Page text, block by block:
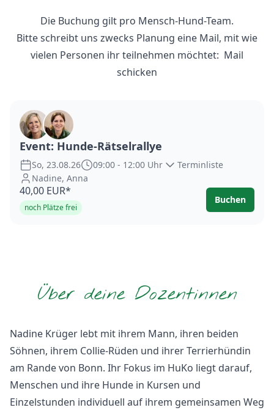
Die Buchung gilt pro Mensch-Hund-Team.
Bitte schreibt uns zwecks Planung eine Mail, mit wie
vielen Personen ihr teilnehmen möchtet: Mail
schicken
Event: Hunde-Rätselrallye
So, 23.08.26 09:00 - 12:00 Uhr
Terminliste
Nadine, Anna
40,00 EUR*
noch Plätze frei
Buchen
Über deine Dozentinnen
Nadine Krüger lebt mit ihrem Mann, ihren beiden
Söhnen, ihrem Collie-Rüden und ihrer Terrierhündin
am Rande von Bonn. Ihr Fokus im HuKo liegt darauf,
Menschen und ihre Hunde in Kursen und
Einzelstunden individuell auf ihrem gemeinsamen Weg